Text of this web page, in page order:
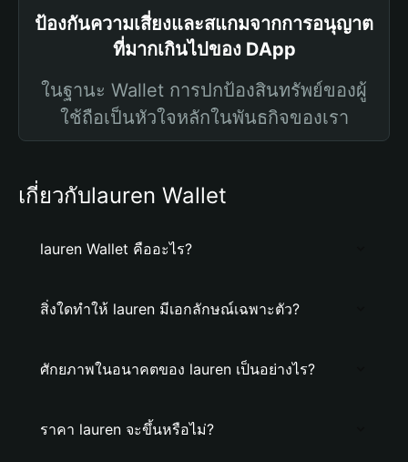
ป้องกันความเสี่ยงและสแกมจากการอนุญาต
ที่มากเกินไปของ DApp
ในฐานะ Wallet การปกป้องสินทรัพย์ของผู้
ใช้ถือเป็นหัวใจหลักในพันธกิจของเรา
เกี่ยวกับlauren Wallet
lauren Wallet คืออะไร?
สิ่งใดทำให้ lauren มีเอกลักษณ์เฉพาะตัว?
ศักยภาพในอนาคตของ lauren เป็นอย่างไร?
ราคา lauren จะขึ้นหรือไม่?